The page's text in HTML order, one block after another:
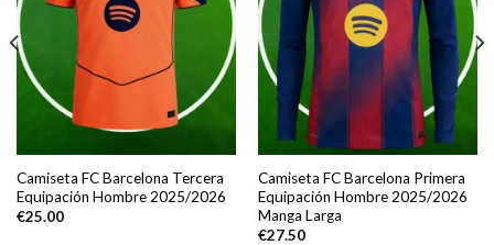
Camiseta FC Barcelona Tercera
Equipación Hombre 2025/2026
€25.00
Camiseta FC Barcelona Primera
Equipación Hombre 2025/2026
Manga Larga
€27.50